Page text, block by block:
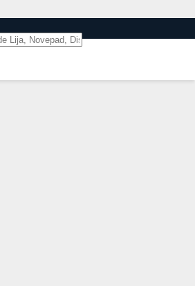
Abrasivos para Centros de formación en